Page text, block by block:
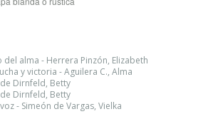
del alma - Herrera Pinzón, Elizabeth
y victoria - Aguilera C., Alma
Dirnfeld, Betty
Dirnfeld, Betty
- Simeón de Vargas, Vielka